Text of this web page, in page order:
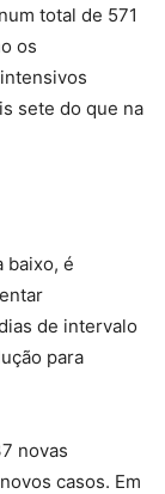
total de 571
os
sete do que na
baixo, é
de intervalo
para
novas
casos. Em